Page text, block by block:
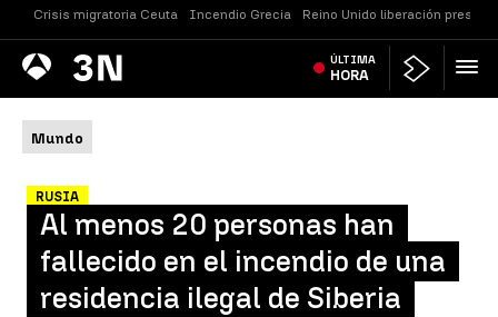
Crisis migratoria Ceuta Incendio Grecia Reino Unido liberación presos
Antena
3 Noticias ÚLTIMA
HORA
Mundo
RUSIA
Al menos 20 personas han
fallecido en el incendio de una
residencia ilegal de Siberia